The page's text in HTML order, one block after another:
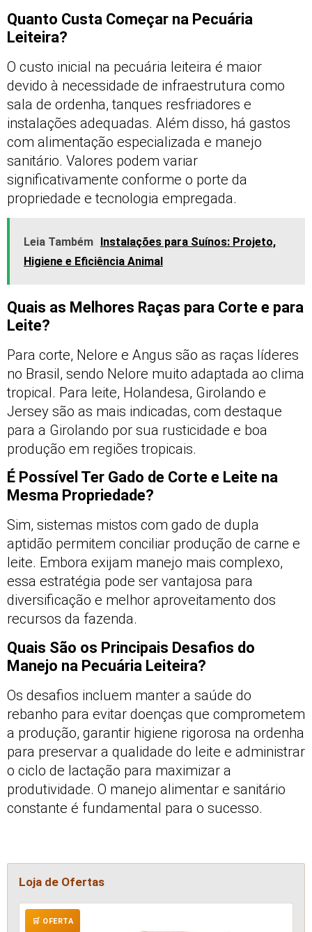
Quanto Custa Começar na Pecuária
Leiteira?
O custo inicial na pecuária leiteira é maior
devido à necessidade de infraestrutura como
sala de ordenha, tanques resfriadores e
instalações adequadas. Além disso, há gastos
com alimentação especializada e manejo
sanitário. Valores podem variar
significativamente conforme o porte da
propriedade e tecnologia empregada.
Leia Também Instalações para Suínos: Projeto,
Higiene e Eficiência Animal
Quais as Melhores Raças para Corte e para
Leite?
Para corte, Nelore e Angus são as raças líderes
no Brasil, sendo Nelore muito adaptada ao clima
tropical. Para leite, Holandesa, Girolando e
Jersey são as mais indicadas, com destaque
para a Girolando por sua rusticidade e boa
produção em regiões tropicais.
É Possível Ter Gado de Corte e Leite na
Mesma Propriedade?
Sim, sistemas mistos com gado de dupla
aptidão permitem conciliar produção de carne e
leite. Embora exijam manejo mais complexo,
essa estratégia pode ser vantajosa para
diversificação e melhor aproveitamento dos
recursos da fazenda.
Quais São os Principais Desafios do
Manejo na Pecuária Leiteira?
Os desafios incluem manter a saúde do
rebanho para evitar doenças que comprometem
a produção, garantir higiene rigorosa na ordenha
para preservar a qualidade do leite e administrar
o ciclo de lactação para maximizar a
produtividade. O manejo alimentar e sanitário
constante é fundamental para o sucesso.
Loja de Ofertas
🛒 OFERTA